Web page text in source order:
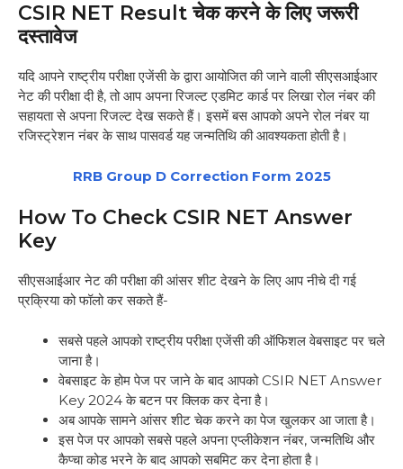
CSIR NET Result चेक करने के लिए जरूरी
दस्तावेज
यदि आपने राष्ट्रीय परीक्षा एजेंसी के द्वारा आयोजित की जाने वाली सीएसआईआर
नेट की परीक्षा दी है, तो आप अपना रिजल्ट एडमिट कार्ड पर लिखा रोल नंबर की
सहायता से अपना रिजल्ट देख सकते हैं। इसमें बस आपको अपने रोल नंबर या
रजिस्ट्रेशन नंबर के साथ पासवर्ड यह जन्मतिथि की आवश्यकता होती है।
RRB Group D Correction Form 2025
How To Check CSIR NET Answer
Key
सीएसआईआर नेट की परीक्षा की आंसर शीट देखने के लिए आप नीचे दी गई
प्रक्रिया को फॉलो कर सकते हैं-
सबसे पहले आपको राष्ट्रीय परीक्षा एजेंसी की ऑफिशल वेबसाइट पर चले
जाना है।
वेबसाइट के होम पेज पर जाने के बाद आपको CSIR NET Answer
Key 2024 के बटन पर क्लिक कर देना है।
अब आपके सामने आंसर शीट चेक करने का पेज खुलकर आ जाता है।
इस पेज पर आपको सबसे पहले अपना एप्लीकेशन नंबर, जन्मतिथि और
कैप्चा कोड भरने के बाद आपको सबमिट कर देना होता है।